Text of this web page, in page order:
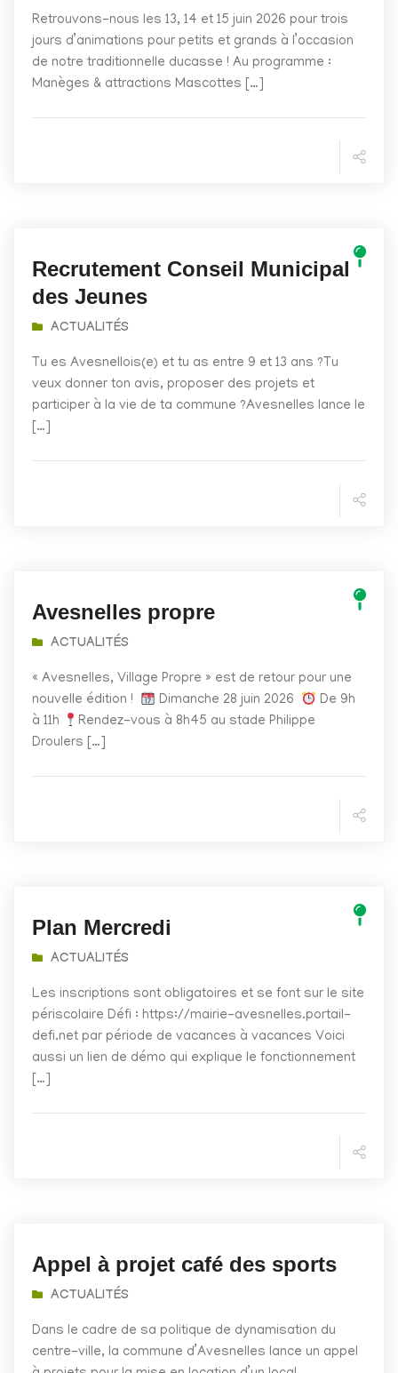
Retrouvons-nous les 13, 14 et 15 juin 2026 pour trois
jours d’animations pour petits et grands à l’occasion
de notre traditionnelle ducasse ! Au programme :
Manèges & attractions Mascottes […]
Recrutement Conseil Municipal
des Jeunes
ACTUALITÉS
Tu es Avesnellois(e) et tu as entre 9 et 13 ans ?Tu
veux donner ton avis, proposer des projets et
participer à la vie de ta commune ?Avesnelles lance le
[…]
Avesnelles propre
ACTUALITÉS
« Avesnelles, Village Propre » est de retour pour une
nouvelle édition !
Dimanche 28 juin 2026
De 9h
à 11h
Rendez-vous à 8h45 au stade Philippe
Droulers […]
Plan Mercredi
ACTUALITÉS
Les inscriptions sont obligatoires et se font sur le site
périscolaire Défi : https://mairie-avesnelles.portail-
defi.net par période de vacances à vacances Voici
aussi un lien de démo qui explique le fonctionnement
[…]
Appel à projet café des sports
ACTUALITÉS
Dans le cadre de sa politique de dynamisation du
centre-ville, la commune d’Avesnelles lance un appel